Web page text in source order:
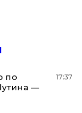
по
—
17:37